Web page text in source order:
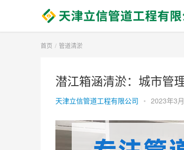
首页 管道清淤
潜江箱涵清淤：城市管
天津立信管道工程有限公司 • 2023年3